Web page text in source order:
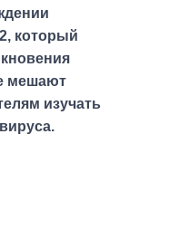
который
мешают
изучать